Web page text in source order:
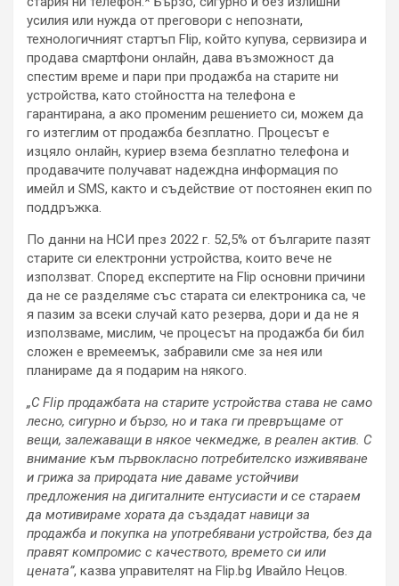
усилия или нужда от преговори с непознати,
технологичният стартъп Flip, който купува, сервизира и
продава смартфони онлайн, дава възможност да
спестим време и пари при продажба на старите ни
устройства, като стойността на телефона е
гарантирана, а ако променим решението си, можем да
го изтеглим от продажба безплатно. Процесът е
изцяло онлайн, куриер взема безплатно телефона и
продавачите получават надеждна информация по
имейл и SMS, както и съдействие от постоянен екип по
поддръжка.
По данни на НСИ през 2022 г. 52,5% от българите пазят
старите си електронни устройства, които вече не
използват. Според експертите на Flip основни причини
да не се разделяме със старата си електроника са, че
я пазим за всеки случай като резерва, дори и да не я
използваме, мислим, че процесът на продажба би бил
сложен е времеемък, забравили сме за нея или
планираме да я подарим на някого.
„С Flip продажбата на старите устройства става не само
лесно, сигурно и бързо, но и така ги превръщаме от
вещи, залежаващи в някое чекмедже, в реален актив. С
внимание към първокласно потребителско изживяване
и грижа за природата ние даваме устойчиви
предложения на дигиталните ентусиасти и се стараем
да мотивираме хората да създадат навици за
продажба и покупка на употребявани устройства, без да
правят компромис с качеството, времето си или
цената”, казва управителят на Flip.bg Ивайло Нецов.